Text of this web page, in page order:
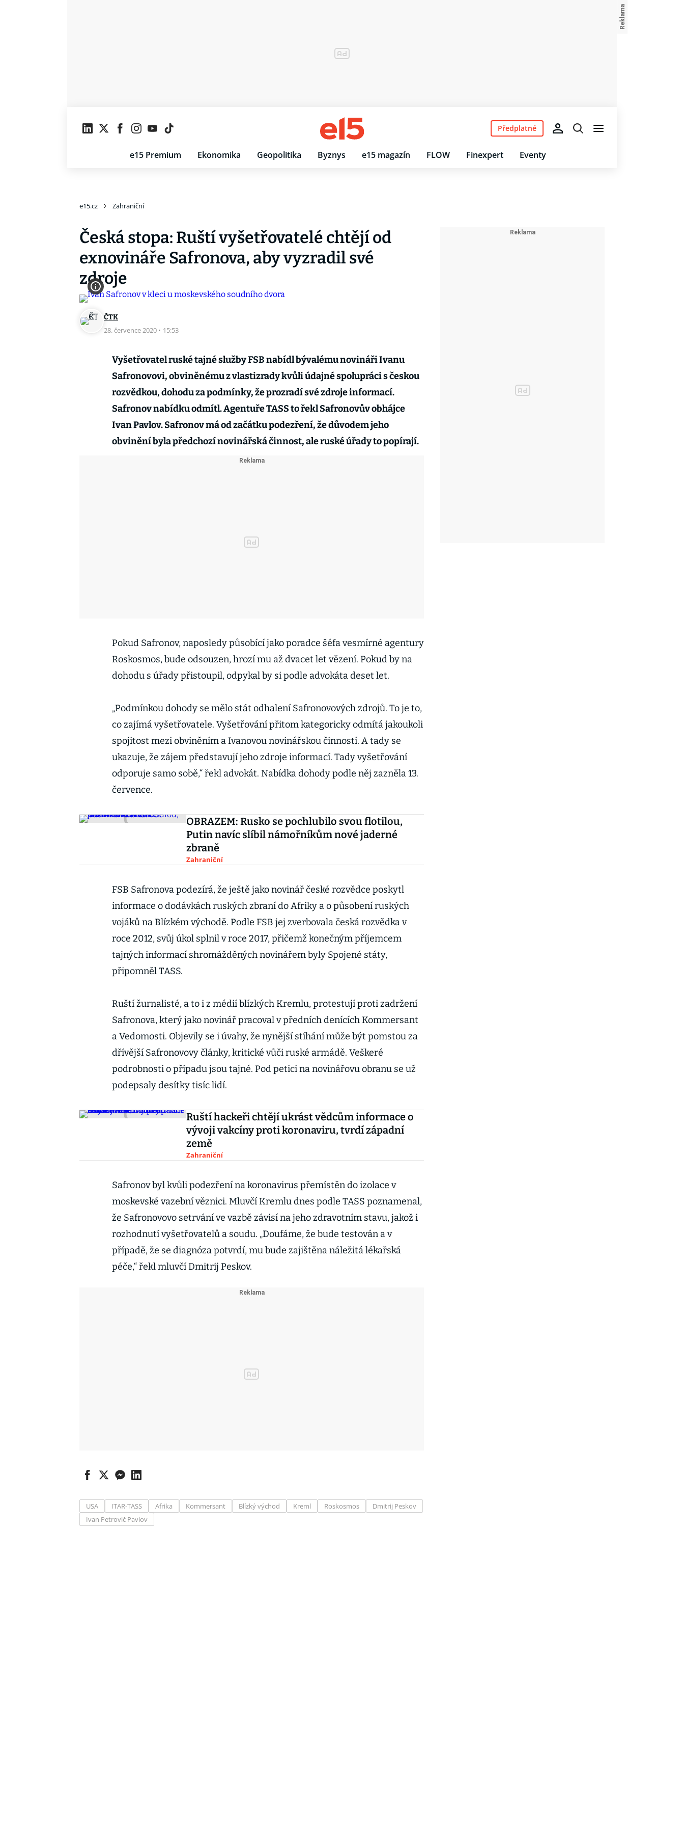
e15 Premium Ekonomika Geopolitika Byznys e15 magazín FLOW Finexpert Eventy
Předplatné
e15.cz Zahraniční
Česká stopa: Ruští vyšetřovatelé chtějí od
exnovináře Safronova, aby vyzradil své
zdroje
ČTK
28. července 2020 · 15:53
Vyšetřovatel ruské tajné služby FSB nabídl bývalému novináři Ivanu
Safronovovi, obviněnému z vlastizrady kvůli údajné spolupráci s českou
rozvědkou, dohodu za podmínky, že prozradí své zdroje informací.
Safronov nabídku odmítl. Agentuře TASS to řekl Safronovův obhájce
Ivan Pavlov. Safronov má od začátku podezření, že důvodem jeho
obvinění byla předchozí novinářská činnost, ale ruské úřady to popírají.
Pokud Safronov, naposledy působící jako poradce šéfa vesmírné agentury
Roskosmos, bude odsouzen, hrozí mu až dvacet let vězení. Pokud by na
dohodu s úřady přistoupil, odpykal by si podle advokáta deset let.
„Podmínkou dohody se mělo stát odhalení Safronovových zdrojů. To je to,
co zajímá vyšetřovatele. Vyšetřování přitom kategoricky odmítá jakoukoli
spojitost mezi obviněním a Ivanovou novinářskou činností. A tady se
ukazuje, že zájem představují jeho zdroje informací. Tady vyšetřování
odporuje samo sobě,“ řekl advokát. Nabídka dohody podle něj zazněla 13.
července.
OBRAZEM: Rusko se pochlubilo svou flotilou,
Putin navíc slíbil námořníkům nové jaderné
zbraně
Zahraniční
FSB Safronova podezírá, že ještě jako novinář české rozvědce poskytl
informace o dodávkách ruských zbraní do Afriky a o působení ruských
vojáků na Blízkém východě. Podle FSB jej zverbovala česká rozvědka v
roce 2012, svůj úkol splnil v roce 2017, přičemž konečným příjemcem
tajných informací shromážděných novinářem byly Spojené státy,
připomněl TASS.
Ruští žurnalisté, a to i z médií blízkých Kremlu, protestují proti zadržení
Safronova, který jako novinář pracoval v předních denících Kommersant
a Vedomosti. Objevily se i úvahy, že nynější stíhání může být pomstou za
dřívější Safronovovy články, kritické vůči ruské armádě. Veškeré
podrobnosti o případu jsou tajné. Pod petici na novinářovu obranu se už
podepsaly desítky tisíc lidí.
Ruští hackeři chtějí ukrást vědcům informace o
vývoji vakcíny proti koronaviru, tvrdí západní
země
Zahraniční
Safronov byl kvůli podezření na koronavirus přemístěn do izolace v
moskevské vazební věznici. Mluvčí Kremlu dnes podle TASS poznamenal,
že Safronovovo setrvání ve vazbě závisí na jeho zdravotním stavu, jakož i
rozhodnutí vyšetřovatelů a soudu. „Doufáme, že bude testován a v
případě, že se diagnóza potvrdí, mu bude zajištěna náležitá lékařská
péče,“ řekl mluvčí Dmitrij Peskov.
USA ITAR-TASS Afrika Kommersant Blízký východ Kreml Roskosmos
Dmitrij Peskov
Ivan Petrovič Pavlov